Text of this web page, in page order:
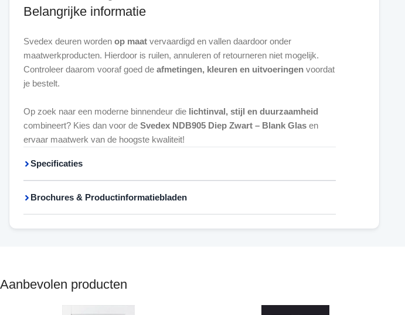
Belangrijke informatie
Svedex deuren worden op maat vervaardigd en vallen daardoor onder
maatwerkproducten. Hierdoor is ruilen, annuleren of retourneren niet mogelijk.
Controleer daarom vooraf goed de afmetingen, kleuren en uitvoeringen voordat
je bestelt.
Op zoek naar een moderne binnendeur die lichtinval, stijl en duurzaamheid
combineert? Kies dan voor de Svedex NDB905 Diep Zwart – Blank Glas en
ervaar maatwerk van de hoogste kwaliteit!
Specificaties
Brochures & Productinformatiebladen
Aanbevolen producten